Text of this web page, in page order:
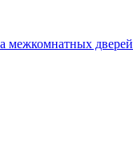
межкомнатных дверей